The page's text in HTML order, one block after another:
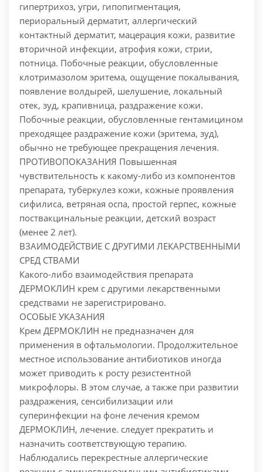
гипертрихоз, угри, гипопигментация,
периоральный дерматит, аллергический
контактный дерматит, мацерация кожи, развитие
вторичной инфекции, атрофия кожи, стрии,
потница. Побочные реакции, обусловленные
клотримазолом эритема, ощущение покалывания,
появление волдырей, шелушение, локальный
отек, зуд, крапивница, раздражение кожи.
Побочные реакции, обусловленные гентамицином
преходящее раздражение кожи (эритема, зуд),
обычно не требующее прекращения лечения.
ПРОТИВОПОКАЗАНИЯ Повышенная
чувствительность к какому-либо из компонентов
препарата, туберкулез кожи, кожные проявления
сифилиса, ветряная оспа, простой герпес, кожные
поствакцинальные реакции, детский возраст
(менее 2 лет).
ВЗАИМОДЕЙСТВИЕ С ДРУГИМИ ЛЕКАРСТВЕННЫМИ
СРЕД СТВАМИ
Какого-либо взаимодействия препарата
ДЕРМОКЛИН крем с другими лекарственными
средствами не зарегистрировано.
ОСОБЫЕ УКАЗАНИЯ
Крем ДЕРМОКЛИН не предназначен для
применения в офтальмологии. Продолжительное
местное использование антибиотиков иногда
может приводить к росту резистентной
микрофлоры. В этом случае, а также при развитии
раздражения, сенсибилизации или
суперинфекции на фоне лечения кремом
ДЕРМОКЛИН, лечение. следует прекратить и
назначить соответствующую терапию.
Наблюдались перекрестные аллергические